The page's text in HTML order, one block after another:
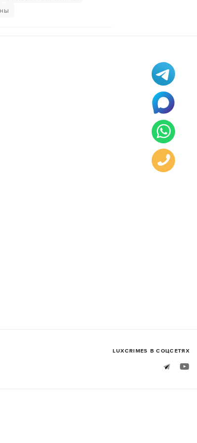
LUXСRIMES В СОЦСЕТЯХ